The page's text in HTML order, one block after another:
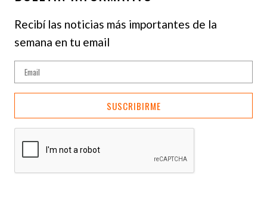
Recibí las noticias más importantes de la
semana en tu email
SUSCRIBIRME